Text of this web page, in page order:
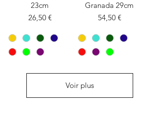
23cm
Prix
26,50 €
Granada 29cm
Prix
54,50 €
Voir plus